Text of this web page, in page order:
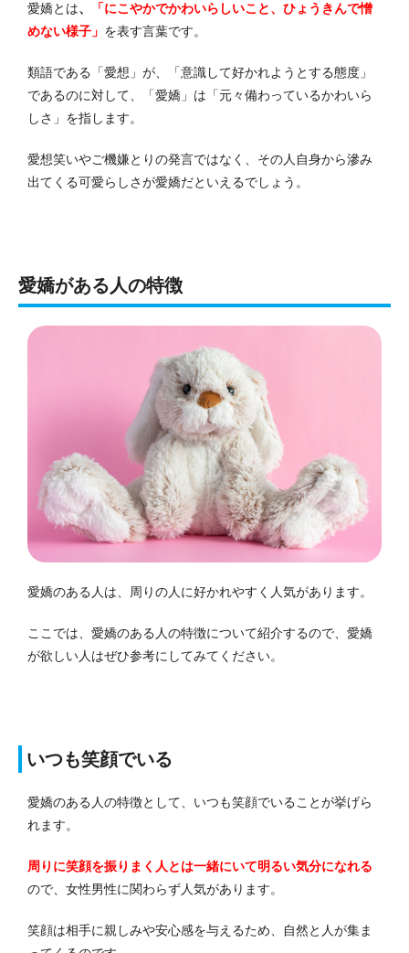
愛嬌とは、
「にこやかでかわいらしいこと、ひょうきんで憎
めない様子」 を表す言葉です。
類語である「愛想」が、「意識して好かれようとする態度」
であるのに対して、「愛嬌」は「元々備わっているかわいら
しさ」を指します。
愛想笑いやご機嫌とりの発言ではなく、その人自身から滲み
出てくる可愛らしさが愛嬌だといえるでしょう。
愛嬌がある人の特徴
愛嬌のある人は、周りの人に好かれやすく人気があります。
ここでは、愛嬌のある人の特徴について紹介するので、愛嬌
が欲しい人はぜひ参考にしてみてください。
いつも笑顔でいる
愛嬌のある人の特徴として、いつも笑顔でいることが挙げら
れます。
周りに笑顔を振りまく人とは一緒にいて明るい気分になれる
ので、女性男性に関わらず人気があります。
笑顔は相手に親しみや安心感を与えるため、自然と人が集ま